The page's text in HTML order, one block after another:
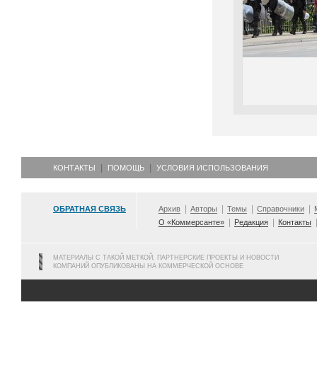
КОНТАКТЫ ПОМОЩЬ УСЛОВИЯ ИСПОЛЬЗОВАНИЯ
ОБРАТНАЯ СВЯЗЬ Архив Авторы Темы Справочники
О «Коммерсанте»
Редакция Контакты
МАТЕРИАЛЫ С ТАКОЙ МЕТКОЙ, ПАРТНЕРСКИЕ ПРОЕКТЫ И НОВОСТИ
КОМПАНИЙ ОПУБЛИКОВАНЫ НА КОММЕРЧЕСКОЙ ОСНОВЕ